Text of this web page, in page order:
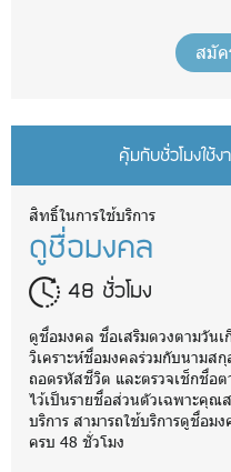
สมัค
คุ้มกับชั่วโมงใช้
สิทธิ์ในการใช้บริการ
ดูชื่อมงคล
48 ชั่วโมง
ดูชื่อมงคล ชื่อเสริมดวงตามวัน
วิเคราะห์ชื่อมงคลร่วมกับนามส
ถอดรหัสชีวิต และตรวจเช็กชื่
ไว้เป็นรายชื่อส่วนตัวเฉพาะคุณ
บริการ สามารถใช้บริการดูชื่อม
ครบ 48 ชั่วโมง